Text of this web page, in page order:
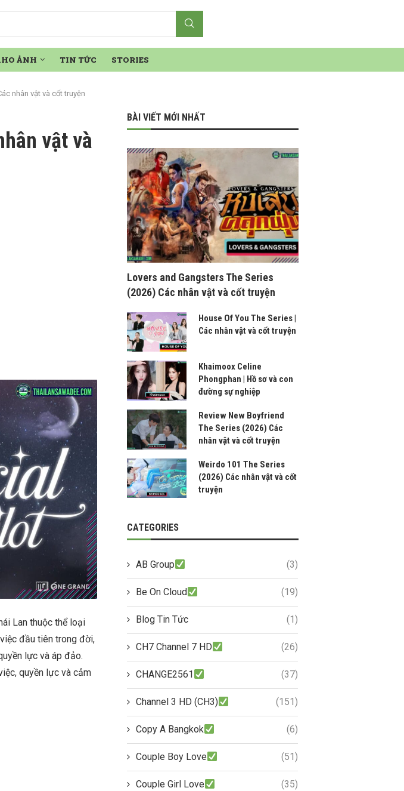
ẢNH TIN TỨC STORIES
nhân vật và cốt truyện
vật và
Lan thuộc thể loại
đầu tiên trong đời,
lực và áp đảo.
quyền lực và cảm
BÀI VIẾT MỚI NHẤT
Lovers and Gangsters The Series
(2026) Các nhân vật và cốt truyện
House Of You The Series |
Các nhân vật và cốt truyện
Khaimoox Celine
Phongphan | Hồ sơ và con
đường sự nghiệp
Review New Boyfriend
The Series (2026) Các
nhân vật và cốt truyện
Weirdo 101 The Series
(2026) Các nhân vật và cốt
truyện
CATEGORIES
AB Group (3)
Be On Cloud (19)
Blog Tin Tức (1)
CH7 Channel 7 HD (26)
CHANGE2561 (37)
Channel 3 HD (CH3) (151)
Copy A Bangkok (6)
Couple Boy Love (51)
Couple Girl Love (35)